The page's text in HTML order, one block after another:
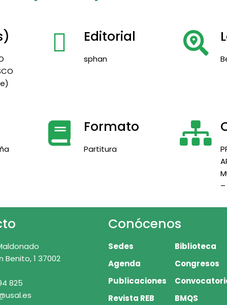
Editorial
sphan
Formato
Partitura
Benito, 1 37002
825
Conócenos
Sedes
Agenda
Publicaciones
Revista REB
Biblioteca
Congresos
BMQS